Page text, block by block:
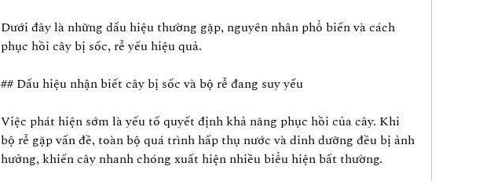
Dưới đây là những dấu hiệu thường gặp, nguyên nhân phổ biến và cách
phục hồi cây bị sốc, rễ yếu hiệu quả.
## Dấu hiệu nhận biết cây bị sốc và bộ rễ đang suy yếu
Việc phát hiện sớm là yếu tố quyết định khả năng phục hồi của cây. Khi
bộ rễ gặp vấn đề, toàn bộ quá trình hấp thụ nước và dinh dưỡng đều bị ảnh
hưởng, khiến cây nhanh chóng xuất hiện nhiều biểu hiện bất thường.